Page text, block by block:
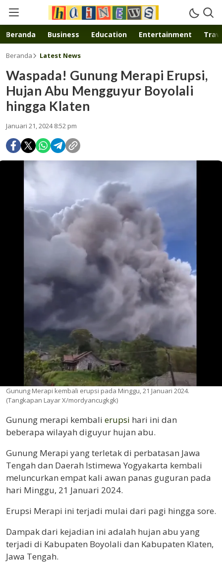
Inspirasi muda karya mandiri
Beranda Business Education Entertainment
Beranda Latest News
Waspada! Gunung Merapi Erupsi,
Hujan Abu Mengguyur Boyolali
hingga Klaten
Januari 21, 2024 8:52 pm
Gunung Merapi kembali erupsi pada Minggu, 21 Januari 2024.
(Tangkapan Layar X/mordyancugkgk)
Gunung merapi kembali erupsi hari ini dan
beberapa wilayah diguyur hujan abu.
Gunung Merapi yang terletak di perbatasan Jawa
Tengah dan Daerah Istimewa Yogyakarta kembali
meluncurkan empat kali awan panas guguran pada
hari Minggu, 21 Januari 2024.
Erupsi Merapi ini terjadi mulai dari pagi hingga sore.
Dampak dari kejadian ini adalah hujan abu yang
terjadi di Kabupaten Boyolali dan Kabupaten Klaten,
Jawa Tengah.